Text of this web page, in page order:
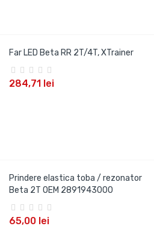
Far LED Beta RR 2T/4T, XTrainer
284,71 lei
Prindere elastica toba / rezonator
Beta 2T OEM 2891943000
65,00 lei